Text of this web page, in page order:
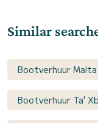
Similar
Bootverhuur
Bootverhuur Ta'